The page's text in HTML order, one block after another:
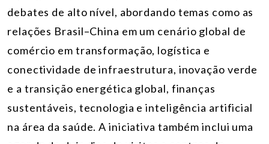
debates de alto nível, abordando temas como as
relações Brasil–China em um cenário global de
comércio em transformação, logística e
conectividade de infraestrutura, inovação verde
e a transição energética global, finanças
sustentáveis, tecnologia e inteligência artificial
na área da saúde. A iniciativa também inclui uma